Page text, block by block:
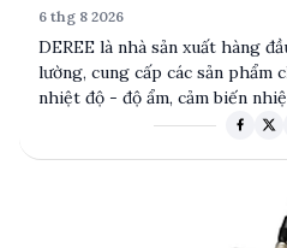
6 thg 8 2026
DEREE là nhà sản xuất hàng
lường, cung cấp các sản phẩm
nhiệt độ - độ ẩm, cảm biến
năng cầm tay. Với độ chính xác
và thiết kế bền bỉ giúp